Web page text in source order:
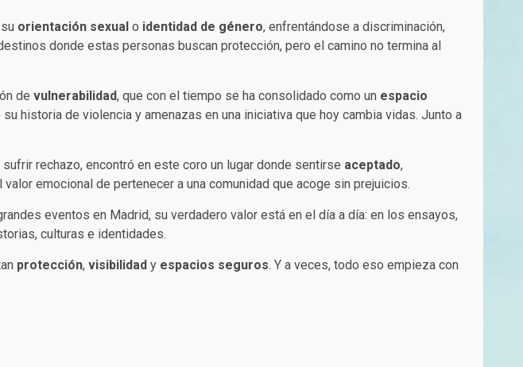
orientación sexual o identidad de género, enfrentándose a discriminación,
donde estas personas buscan protección, pero el camino no termina al
de vulnerabilidad, que con el tiempo se ha consolidado como un espacio
historia de violencia y amenazas en una iniciativa que hoy cambia vidas. Junto a
rechazo, encontró en este coro un lugar donde sentirse aceptado,
emocional de pertenecer a una comunidad que acoge sin prejuicios.
eventos en Madrid, su verdadero valor está en el día a día: en los ensayos,
culturas e identidades.
protección, visibilidad y espacios seguros. Y a veces, todo eso empieza con